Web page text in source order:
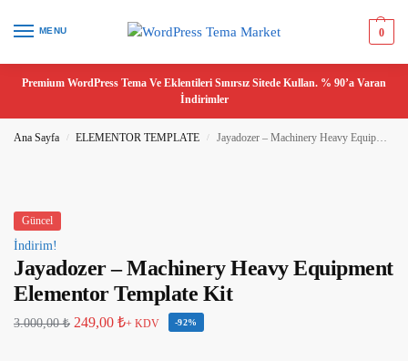
MENU 0
Premium WordPress Tema Ve Eklentileri Sınırsız Sitede Kullan. % 90’a Varan
İndirimler
Ana Sayfa / ELEMENTOR TEMPLATE / Jayadozer – Machinery Heavy Equipment Elementor Template Kit
Güncel
İndirim!
Jayadozer – Machinery Heavy Equipment
Elementor Template Kit
3.000,00₺ 249,00 ₺+ KDV -92%